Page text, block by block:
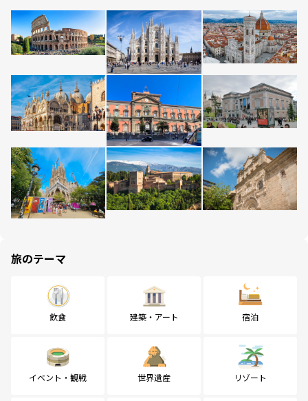
旅のテーマ
飲食 建築・アート 宿泊
イベント・観戦 世界遺産 リゾート